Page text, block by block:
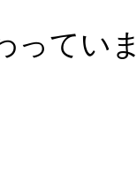
ってい